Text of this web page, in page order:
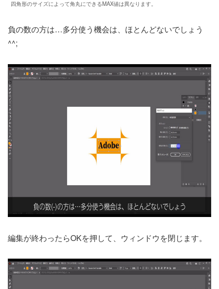
四角形のサイズによって角丸にできるMAX値は異なります。
負の数の方は…多分使う機会は、ほとんどないでしょう
^^;
編集が終わったらOKを押して、ウィンドウを閉じます。